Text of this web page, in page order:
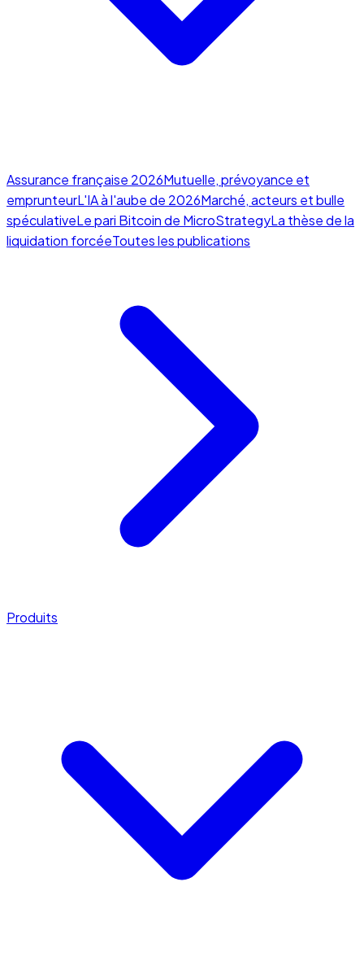
Assurance française 2026Mutuelle, prévoyance et
emprunteurL'IA à l'aube de 2026Marché, acteurs et bulle
spéculativeLe pari Bitcoin de MicroStrategyLa thèse de la
liquidation forcéeToutes les publications
Produits